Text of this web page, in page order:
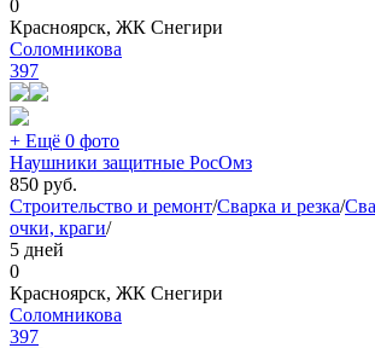
0
Красноярск, ЖК Снегири
Соломникова
397
+ Ещё 0 фото
Наушники защитные РосОмз
850 руб.
Строительство и ремонт/Сварка и резка/
очки, краги/
5 дней
0
Красноярск, ЖК Снегири
Соломникова
397